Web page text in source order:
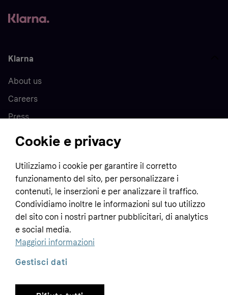
Klarna
About us
Careers
Press
Customer service
Terms & conditions
Privacy policy
Tracking technology notice
Business
Sell with Klarna
Contact us
Global
Cookie e privacy
Utilizziamo i cookie per garantire il corretto
funzionamento del sito, per personalizzare i
contenuti, le inserzioni e per analizzare il traffico.
Condividiamo inoltre le informazioni sul tuo utilizzo
del sito con i nostri partner pubblicitari, di analytics
e social media.
Maggiori informazioni
Gestisci dati